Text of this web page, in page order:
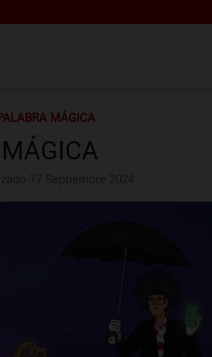
MÁGICA